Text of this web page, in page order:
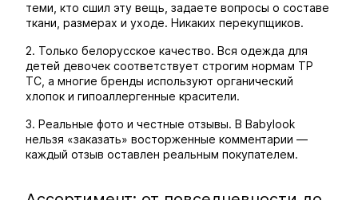
теми, кто сшил эту вещь, задаете вопросы о составе
ткани, размерах и уходе. Никаких перекупщиков.
2. Только белорусское качество. Вся одежда для
детей девочек соответствует строгим нормам ТР
ТС, а многие бренды используют органический
хлопок и гипоаллергенные красители.
3. Реальные фото и честные отзывы. В Babylook
нельзя «заказать» восторженные комментарии —
каждый отзыв оставлен реальным покупателем.